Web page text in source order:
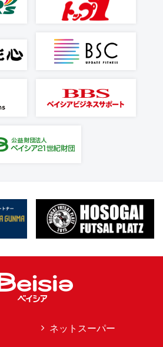
ネットスーパー